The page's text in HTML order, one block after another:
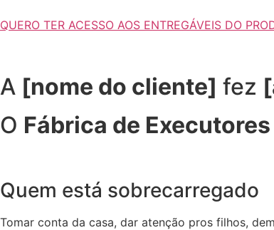
QUERO TER ACESSO AOS ENTREGÁVEIS DO
A [nome do cliente] fez
O Fábrica de Executores
Quem está sobrecarregado
Tomar conta da casa, dar atenção pros filhos,